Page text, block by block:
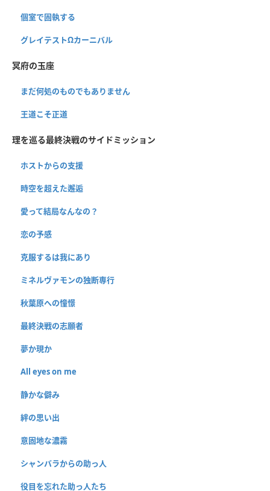
個室で固執する
グレイテストΩカーニバル
冥府の玉座
まだ何処のものでもありません
王道こそ正道
理を巡る最終決戦のサイドミッション
ホストからの支援
時空を超えた邂逅
愛って結局なんなの？
恋の予感
克服するは我にあり
ミネルヴァモンの独断専行
秋葉原への憧憬
最終決戦の志願者
夢か現か
All eyes on me
静かな僻み
絆の思い出
意固地な濃霧
シャンバラからの助っ人
役目を忘れた助っ人たち